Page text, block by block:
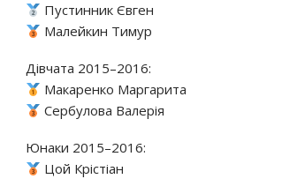
Пустинник Євген
Малейкин Тимур
Дівчата 2015–2016:
Макаренко Маргарита
Сербулова Валерія
Юнаки 2015–2016:
Цой Крістіан